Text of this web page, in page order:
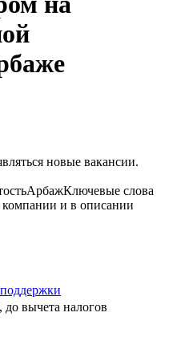
новые вакансии.
АрбажКлючевые слова
компании и в описании
до вычета налогов